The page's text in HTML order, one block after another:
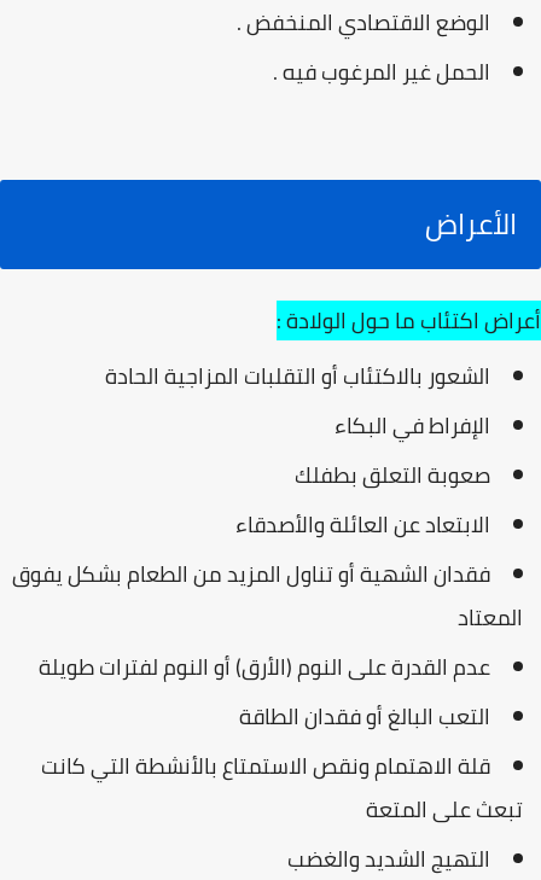
الوضع الاقتصادي المنخفض .
الحمل غير المرغوب فيه .
الأعراض
أعراض اكتئاب ما حول الولادة :
الشعور بالاكتئاب أو التقلبات المزاجية الحادة
الإفراط في البكاء
صعوبة التعلق بطفلك
الابتعاد عن العائلة والأصدقاء
فقدان الشهية أو تناول المزيد من الطعام بشكل يفوق
المعتاد
عدم القدرة على النوم (الأرق) أو النوم لفترات طويلة
التعب البالغ أو فقدان الطاقة
قلة الاهتمام ونقص الاستمتاع بالأنشطة التي كانت
تبعث على المتعة
التهيج الشديد والغضب